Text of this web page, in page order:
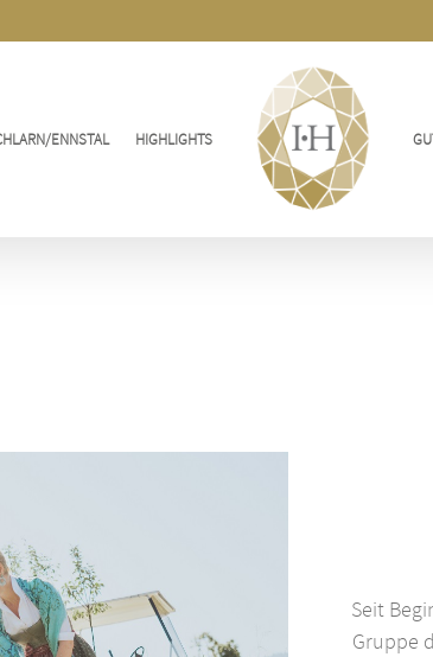
ENNSTAL HIGHLIGHTS
Seit
Gruppe